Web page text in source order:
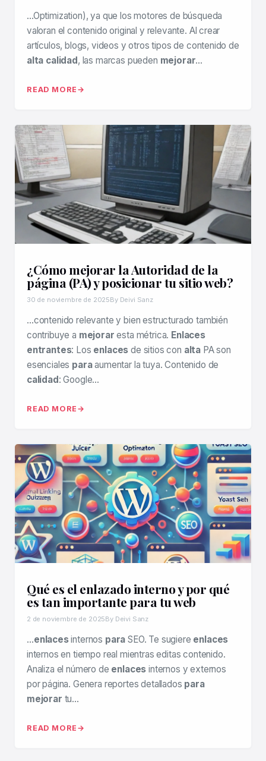
…Optimization), ya que los motores de búsqueda
valoran el contenido original y relevante. Al crear
artículos, blogs, videos y otros tipos de contenido de
alta calidad, las marcas pueden mejorar…
READ MORE
¿Cómo mejorar la Autoridad de la
página (PA) y posicionar tu sitio web?
30 de noviembre de 2025By Deivi Sanz
…contenido relevante y bien estructurado también
contribuye a mejorar esta métrica. Enlaces
entrantes: Los enlaces de sitios con alta PA son
esenciales paraaumentar la tuya. Contenido de
calidad: Google…
READ MORE
Qué es el enlazado interno y por qué
es tan importante para tu web
2 de noviembre de 2025By Deivi Sanz
…enlacesinternos para SEO. Te sugiere enlaces
internos en tiempo real mientras editas contenido.
Analiza el número de enlaces internos y externos
por página. Genera reportes detallados para
mejorar tu…
READ MORE